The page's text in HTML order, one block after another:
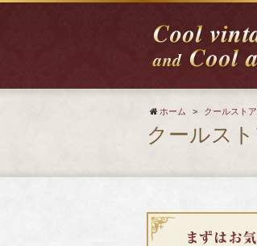
ホーム > クールスト
クールス